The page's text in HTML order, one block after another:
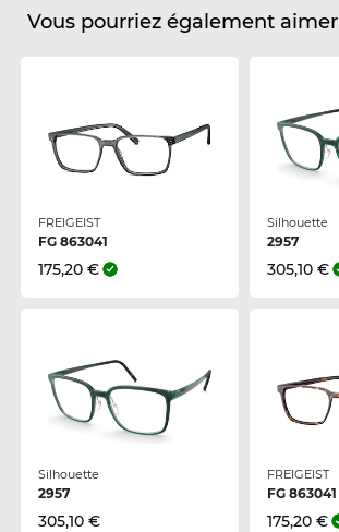
Vous pourriez également aimer
FREIGEIST
FG 863041
175,20 €
Silhouette
2957
305,10 €
Silhouette
2957
305,10 €
FREIGEIST
FG 863041
175,20 €